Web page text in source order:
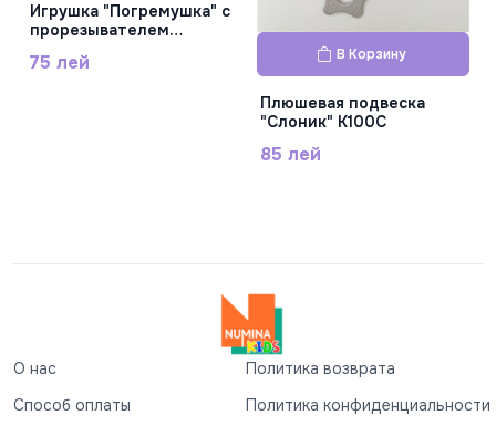
Игрушка "Погремушка" с
прорезывателем
75 лей В Корзину
Плюшевая подвеска
"Слоник" K100C
85 лей
О нас
Политика возврата
Способ оплаты
Политика конфиденциальности